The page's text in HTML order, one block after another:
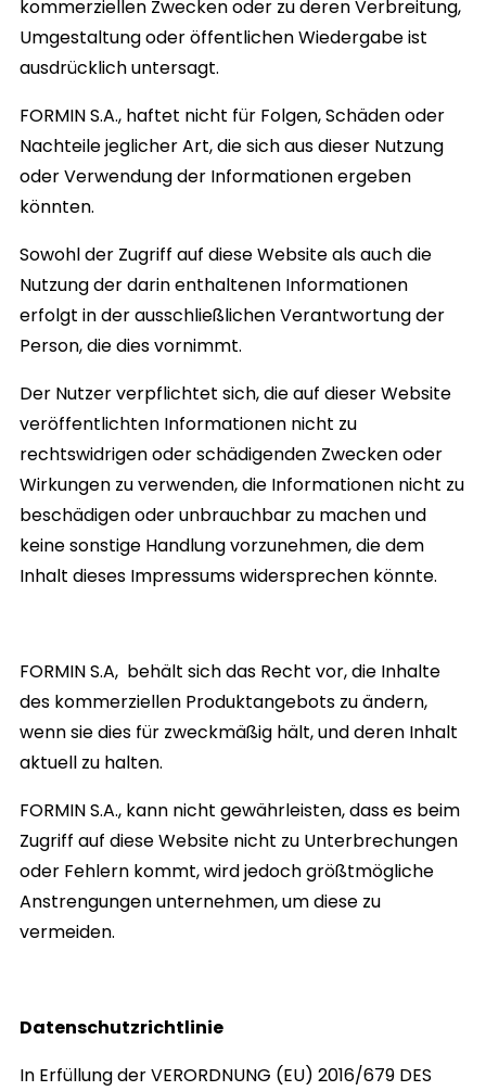
kommerziellen Zwecken oder zu deren Verbreitung,
Umgestaltung oder öffentlichen Wiedergabe ist
ausdrücklich untersagt.
FORMIN S.A., haftet nicht für Folgen, Schäden oder
Nachteile jeglicher Art, die sich aus dieser Nutzung
oder Verwendung der Informationen ergeben
könnten.
Sowohl der Zugriff auf diese Website als auch die
Nutzung der darin enthaltenen Informationen
erfolgt in der ausschließlichen Verantwortung der
Person, die dies vornimmt.
Der Nutzer verpflichtet sich, die auf dieser Website
veröffentlichten Informationen nicht zu
rechtswidrigen oder schädigenden Zwecken oder
Wirkungen zu verwenden, die Informationen nicht zu
beschädigen oder unbrauchbar zu machen und
keine sonstige Handlung vorzunehmen, die dem
Inhalt dieses Impressums widersprechen könnte.
FORMIN S.A, behält sich das Recht vor, die Inhalte
des kommerziellen Produktangebots zu ändern,
wenn sie dies für zweckmäßig hält, und deren Inhalt
aktuell zu halten.
FORMIN S.A., kann nicht gewährleisten, dass es beim
Zugriff auf diese Website nicht zu Unterbrechungen
oder Fehlern kommt, wird jedoch größtmögliche
Anstrengungen unternehmen, um diese zu
vermeiden.
Datenschutzrichtlinie
In Erfüllung der VERORDNUNG (EU) 2016/679 DES